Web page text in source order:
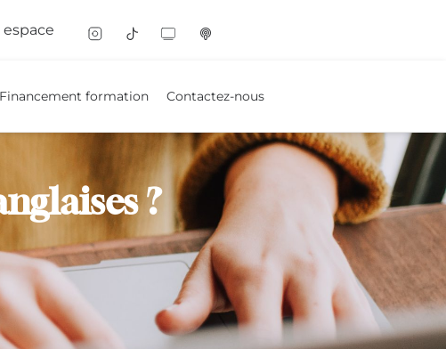
espace
Financement formation Contactez-nous
?